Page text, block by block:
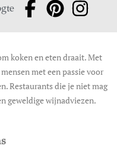
koken en eten draait. Met
met een passie voor
Restaurants die je niet mag
geweldige wijnadviezen.